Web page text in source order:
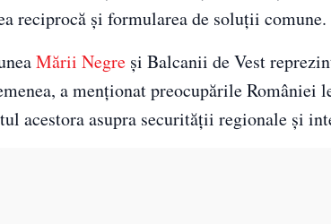
reciprocă și formularea de soluții comune.
Mării Negre și Balcanii de Vest
a menționat preocupările
acestora asupra securității regionale și